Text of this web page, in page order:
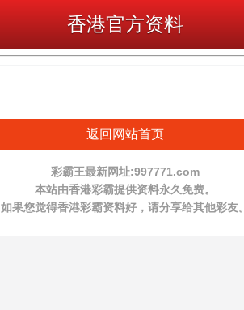
香港官方资料
返回网站首页
彩霸王最新网址:997771.com
本站由香港彩霸提供资料永久免费。
如果您觉得香港彩霸资料好，请分享给其他彩友。